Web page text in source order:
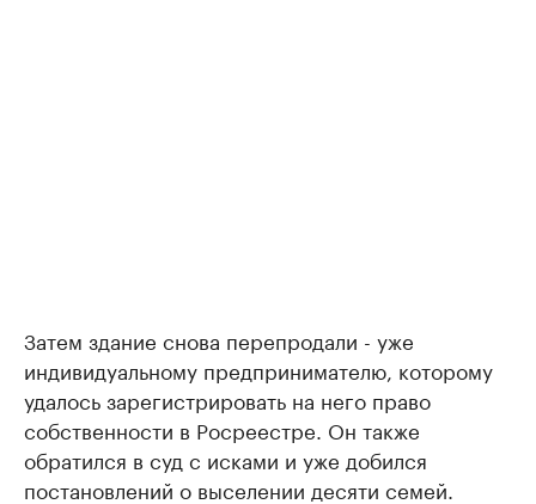
Затем здание снова перепродали - уже
индивидуальному предпринимателю, которому
удалось зарегистрировать на него право
собственности в Росреестре. Он также
обратился в суд с исками и уже добился
постановлений о выселении десяти семей.